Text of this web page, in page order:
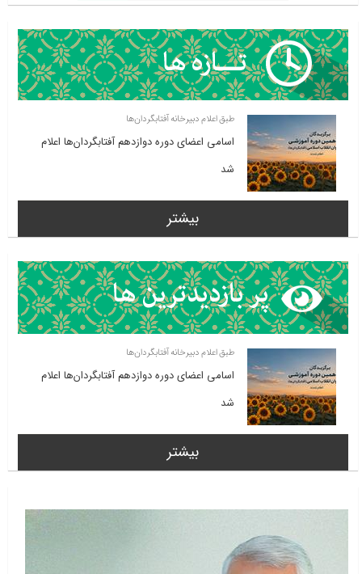
طبق اعلام دبیرخانه آفتابگردان‌ها
اسامی اعضای دوره دوازدهم آفتابگردان‌ها اعلام
شد
بیشتر
طبق اعلام دبیرخانه آفتابگردان‌ها
اسامی اعضای دوره دوازدهم آفتابگردان‌ها اعلام
شد
بیشتر